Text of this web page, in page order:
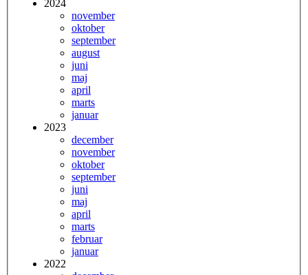
2024
november
oktober
september
august
juni
maj
april
marts
januar
2023
december
november
oktober
september
juni
maj
april
marts
februar
januar
2022